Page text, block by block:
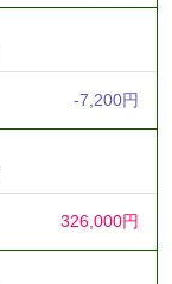
-7,200円
326,000円